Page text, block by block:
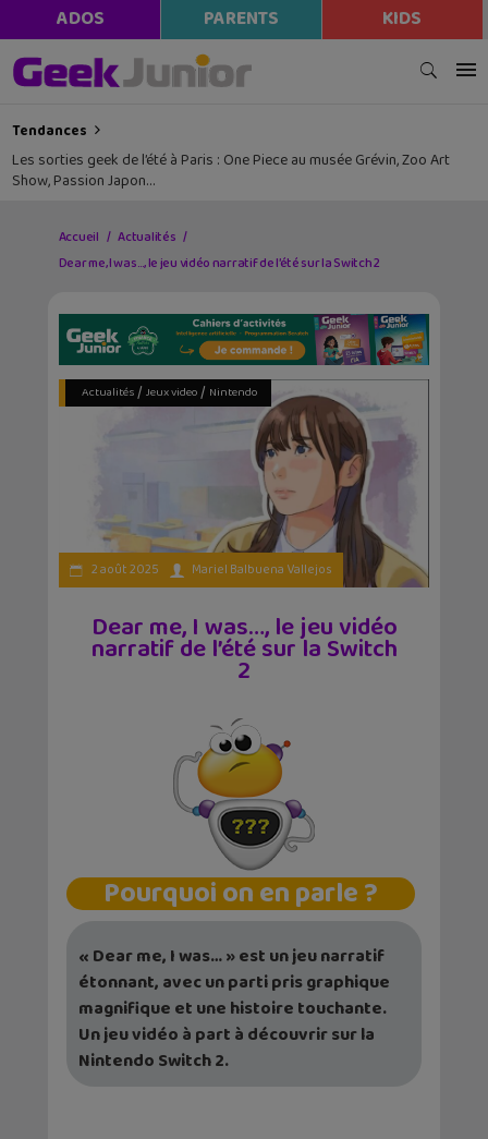
ADOS PARENTS KIDS
Tendances
Les sorties geek de l’été à Paris : One Piece au musée Grévin, Zoo Art
Show, Passion Japon…
Accueil
Actualités
Dear me, I was…, le jeu vidéo narratif de l’été sur la Switch 2
Actualités/ Jeux video/ Nintendo
2 août 2025 Mariel Balbuena Vallejos
Dear me, I was…, le jeu vidéo
narratif de l’été sur la Switch
2
Pourquoi on en parle ?
« Dear me, I was… » est un jeu narratif
étonnant, avec un parti pris graphique
magnifique et une histoire touchante.
Un jeu vidéo à part à découvrir sur la
Nintendo Switch 2.